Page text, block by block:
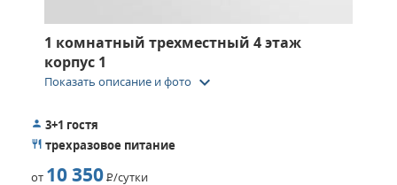
1 комнатный трехместный 4 этаж
корпус 1
Показать описание и фото keyboard_arrow_down
3+1 гостя
трехразовое питание
от 10 350Р/сутки